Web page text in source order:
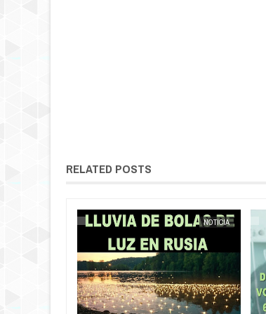
RELATED POSTS
NOTICIA
EXTRANOTIX MISTERIO EXTRANOTIX MISTERIO